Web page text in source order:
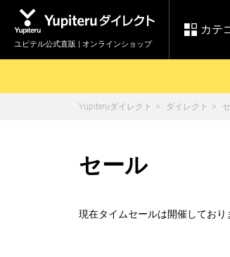
ユピテル公式直販 | オンラインショップ
カテ
お買い物
ドライブレコーダーを比較し
Yupiteruダイレクト ダイレクト
セール
現在タイムセールは開催しており